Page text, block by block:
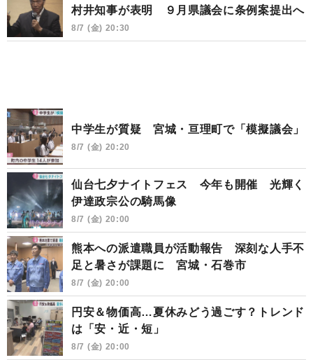
村井知事が表明 ９月県議会に条例案提出へ
8/7 (金) 20:30
中学生が質疑 宮城・亘理町で「模擬議会」
8/7 (金) 20:20
仙台七夕ナイトフェス 今年も開催 光輝く
伊達政宗公の騎馬像
8/7 (金) 20:00
熊本への派遣職員が活動報告 深刻な人手不
足と暑さが課題に 宮城・石巻市
8/7 (金) 20:00
円安＆物価高…夏休みどう過ごす？トレンド
は「安・近・短」
8/7 (金) 20:00